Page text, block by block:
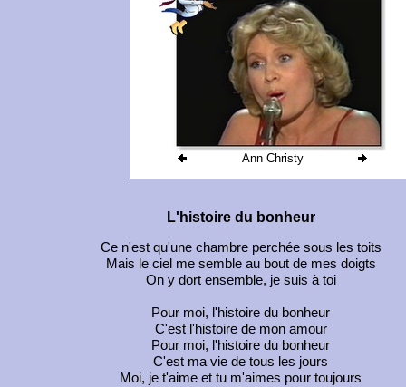
Ann Christy
L'histoire du bonheur
Ce n'est qu'une chambre perchée sous les toits
Mais le ciel me semble au bout de mes doigts
On y dort ensemble, je suis à toi
Pour moi, l'histoire du bonheur
C'est l'histoire de mon amour
Pour moi, l'histoire du bonheur
C'est ma vie de tous les jours
Moi, je t'aime et tu m'aimes pour toujours